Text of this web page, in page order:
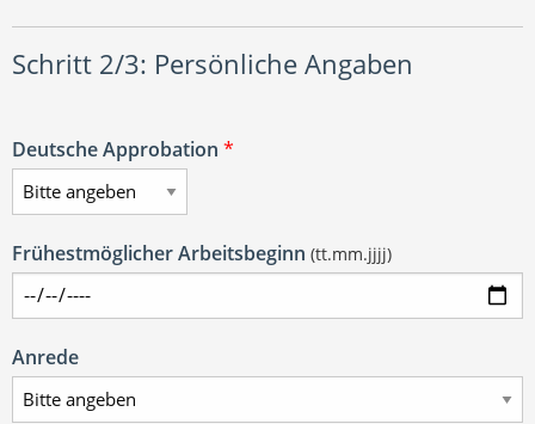
Schritt 2/3: Persönliche Angaben
Deutsche Approbation *
Frühestmöglicher Arbeitsbeginn (tt.mm.jjjj)
Anrede